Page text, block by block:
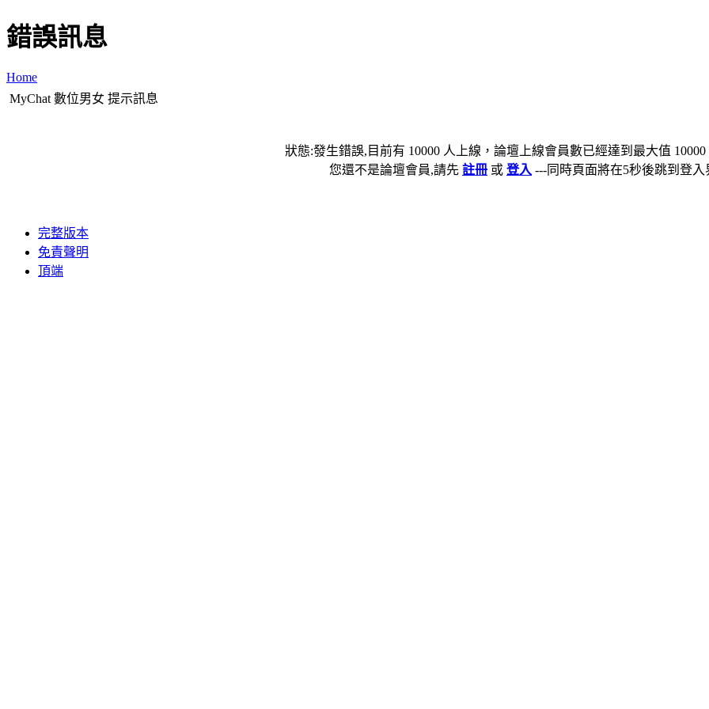
錯誤訊息
Home
MyChat 數位男女 提示訊息
狀態:發生錯誤,目前有 10000 人上線，論壇上線會員數已經達到最大值
您還不是論壇會員,請先 註冊 或 登入 ---同時頁面將在5秒後跳到登入
完整版本
免責聲明
頂端